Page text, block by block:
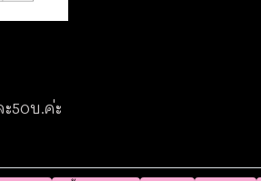
50บ.ค่ะ